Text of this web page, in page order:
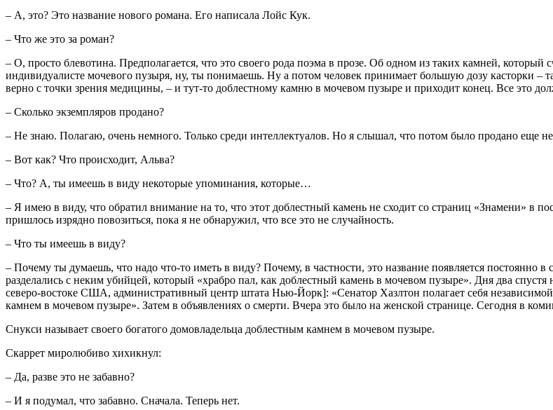
– А, это? Это название нового романа. Его написала Лойс Кук.
– Что же это за роман?
– О, просто блевотина. Предполагается, что это своего рода поэма в прозе. Об одном из таких камней,
индивидуалисте мочевого пузыря, ну, ты понимаешь. Ну а потом человек принимает большую дозу касторки –
верно с точки зрения медицины, – и тут-то доблестному камню в мочевом пузыре и приходит конец. Все это
– Сколько экземпляров продано?
– Не знаю. Полагаю, очень немного. Только среди интеллектуалов. Но я слышал, что потом было продано еще
– Вот как? Что происходит, Альва?
– Что? А, ты имеешь в виду некоторые упоминания, которые…
– Я имею в виду, что обратил внимание на то, что этот доблестный камень не сходит со страниц «Знамени» в
пришлось изрядно повозиться, пока я не обнаружил, что все это не случайность.
– Что ты имеешь в виду?
– Почему ты думаешь, что надо что-то иметь в виду? Почему, в частности, это название появляется постоянно
разделались с неким убийцей, который «храбро пал, как доблестный камень в мочевом пузыре». Дня два
северо-востоке США, административный центр штата Нью-Йорк]: «Сенатор Хазлтон полагает себя
камнем в мочевом пузыре». Затем в объявлениях о смерти. Вчера это было на женской странице. Сегодня в
Снукси называет своего богатого домовладельца доблестным камнем в мочевом пузыре.
Скаррет миролюбиво хихикнул:
– Да, разве это не забавно?
– И я подумал, что забавно. Сначала. Теперь нет.